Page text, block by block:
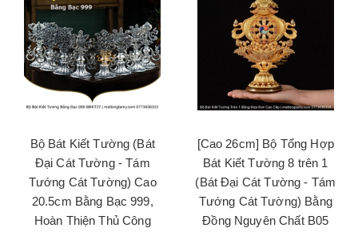
Bộ Bát Kiết Tường (Bát
Đại Cát Tường - Tám
Tướng Cát Tường) Cao
20.5cm Bằng Bạc 999,
Hoàn Thiện Thủ Công
[Cao 26cm] Bộ Tổng Hợp
Bát Kiết Tường 8 trên 1
(Bát Đại Cát Tường - Tám
Tướng Cát Tường) Bằng
Đồng Nguyên Chất B05